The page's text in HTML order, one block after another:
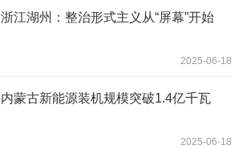
浙江湖州：整治形式主义从“屏幕”开始
2025-06-18
内蒙古新能源装机规模突破1.4亿千瓦
2025-06-18